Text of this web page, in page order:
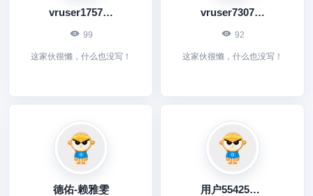
vruser1757242293
99
这家伙很懒，什么也没写！
vruser7307664525
92
这家伙很懒，什么也没写！
德佑-赖雅雯 用户554258963